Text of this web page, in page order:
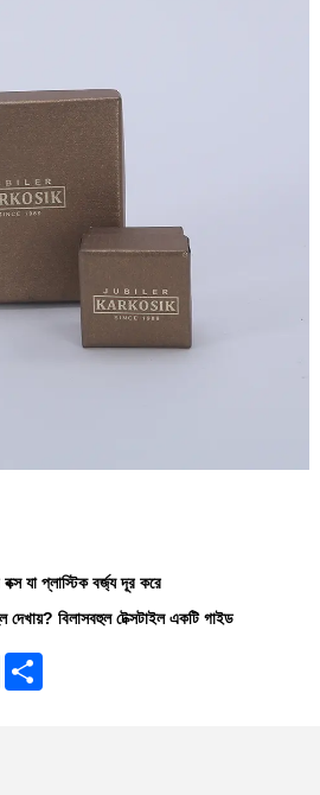
যা প্লাস্টিক বর্জ্য দূর করে
বিলাসবহুল টেক্সটাইল একটি গাইড
LinkedIn